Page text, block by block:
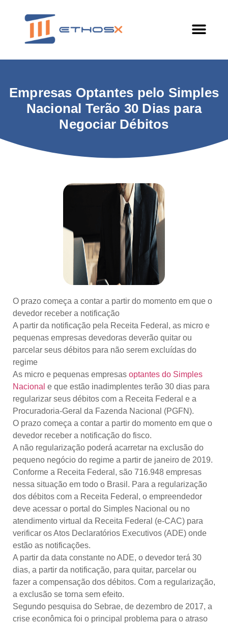
Empresas Optantes pelo Simples
Nacional Terão 30 Dias para
Negociar Débitos
O prazo começa a contar a partir do momento em que o
devedor receber a notificação
A partir da notificação pela Receita Federal, as micro e
pequenas empresas devedoras deverão quitar ou
parcelar seus débitos para não serem excluídas do
regime
As micro e pequenas empresas optantes do Simples
Nacional e que estão inadimplentes terão 30 dias para
regularizar seus débitos com a Receita Federal e a
Procuradoria-Geral da Fazenda Nacional (PGFN).
O prazo começa a contar a partir do momento em que o
devedor receber a notificação do fisco.
A não regularização poderá acarretar na exclusão do
pequeno negócio do regime a partir de janeiro de 2019.
Conforme a Receita Federal, são 716.948 empresas
nessa situação em todo o Brasil. Para a regularização
dos débitos com a Receita Federal, o empreendedor
deve acessar o portal do Simples Nacional ou no
atendimento virtual da Receita Federal (e-CAC) para
verificar os Atos Declaratórios Executivos (ADE) onde
estão as notificações.
A partir da data constante no ADE, o devedor terá 30
dias, a partir da notificação, para quitar, parcelar ou
fazer a compensação dos débitos. Com a regularização,
a exclusão se torna sem efeito.
Segundo pesquisa do Sebrae, de dezembro de 2017, a
crise econômica foi o principal problema para o atraso